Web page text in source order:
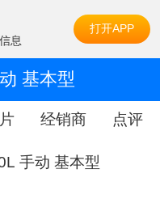
息
打开APP
基本型
经销商 点评
手动 基本型